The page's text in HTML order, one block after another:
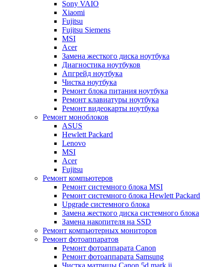
Sony VAIO
Xiaomi
Fujitsu
Fujitsu Siemens
MSI
Acer
Замена жесткого диска ноутбука
Диагностика ноутбуков
Апгрейд ноутбука
Чистка ноутбука
Ремонт блока питания ноутбука
Ремонт клавиатуры ноутбука
Ремонт видеокарты ноутбука
Ремонт моноблоков
ASUS
Hewlett Packard
Lenovo
MSI
Acer
Fujitsu
Ремонт компьютеров
Ремонт системного блока MSI
Ремонт системного блока Hewlett Packard
Upgrade системного блока
Замена жесткого диска системного блока
Замена накопителя на SSD
Ремонт компьютерных мониторов
Ремонт фотоаппаратов
Ремонт фотоаппарата Canon
Ремонт фотоаппарата Samsung
Чистка матрицы Canon 5d mark ii